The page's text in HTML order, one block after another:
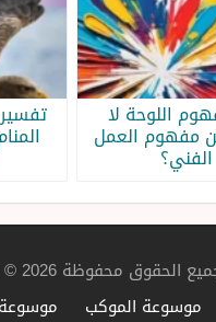
اللوحة لا
مفهوم العمل
الفني؟
الحقوق محفوظة 2026 © القلعة نيوز
موسوعة الموكب